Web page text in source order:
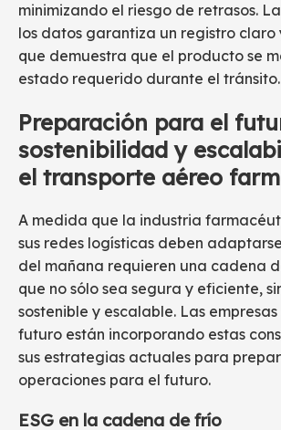
minimizando el riesgo de retrasos.
los datos garantiza un registro
que demuestra que el producto se
estado requerido durante el tránsito.
Preparación para el
sostenibilidad y
el transporte aéreo
A medida que la industria
sus redes logísticas deben
del mañana requieren una cadena
que no sólo sea segura y eficiente,
sostenible y escalable. Las
futuro están incorporando estas
sus estrategias actuales para
operaciones para el futuro.
ESG en la cadena de frío